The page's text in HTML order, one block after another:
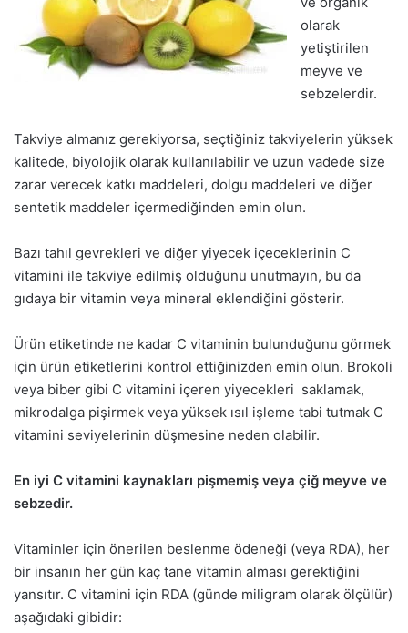
olarak
yetiştirilen
meyve ve
sebzelerdir.
Takviye almanız gerekiyorsa, seçtiğiniz takviyelerin yüksek
kalitede, biyolojik olarak kullanılabilir ve uzun vadede size
zarar verecek katkı maddeleri, dolgu maddeleri ve diğer
sentetik maddeler içermediğinden emin olun.
Bazı tahıl gevrekleri ve diğer yiyecek içeceklerinin C
vitamini ile takviye edilmiş olduğunu unutmayın, bu da
gıdaya bir vitamin veya mineral eklendiğini gösterir.
Ürün etiketinde ne kadar C vitaminin bulunduğunu görmek
için ürün etiketlerini kontrol ettiğinizden emin olun. Brokoli
veya biber gibi C vitamini içeren yiyecekleri saklamak,
mikrodalga pişirmek veya yüksek ısıl işleme tabi tutmak C
vitamini seviyelerinin düşmesine neden olabilir.
En iyi C vitamini kaynakları pişmemiş veya çiğ meyve ve
sebzedir.
Vitaminler için önerilen beslenme ödeneği (veya RDA), her
bir insanın her gün kaç tane vitamin alması gerektiğini
yansıtır. C vitamini için RDA (günde miligram olarak ölçülür)
aşağıdaki gibidir: